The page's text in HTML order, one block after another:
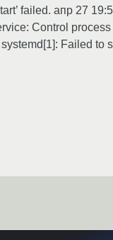
failed. апр 27
Control
Failed to